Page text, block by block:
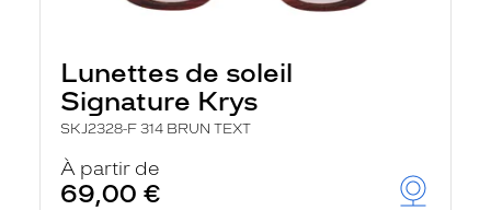
Lunettes de soleil
Signature Krys
SKJ2328-F 314 BRUN TEXT
À partir de
69,00 €